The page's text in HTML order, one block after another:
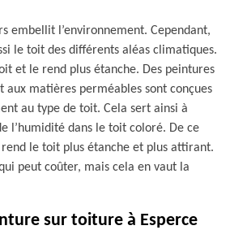
embellit l’environnement. Cependant,
le toit des différents aléas climatiques.
et le rend plus étanche. Des peintures
matières perméables sont conçues
au type de toit. Cela sert ainsi à
l’humidité dans le toit coloré. De ce
le toit plus étanche et plus attirant.
peut coûter, mais cela en vaut la
sur toiture à Esperce